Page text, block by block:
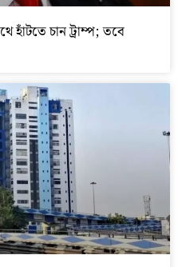
হাঁটতে চান ট্রাম্প; তবে